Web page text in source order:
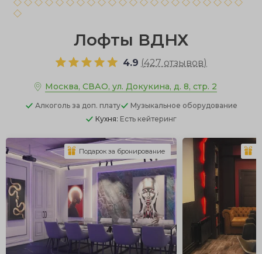
Лофты ВДНХ
4.9 (427 отзывов)
Москва, СВАО, ул. Докукина, д. 8, стр. 2
Алкоголь за доп. плату
Музыкальное оборудование
Кухня: Есть кейтеринг
Подарок за бронирование